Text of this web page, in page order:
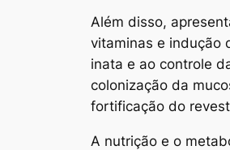
Além disso,
vitaminas e indução
inata e ao controle
colonização da
fortificação do
A nutrição e o